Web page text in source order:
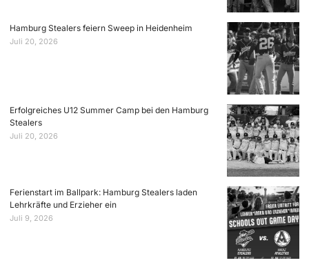
Hamburg Stealers feiern Sweep in Heidenheim
Juli 20, 2026
Erfolgreiches U12 Summer Camp bei den Hamburg
Stealers
Juli 20, 2026
Ferienstart im Ballpark: Hamburg Stealers laden
Lehrkräfte und Erzieher ein
Juli 9, 2026